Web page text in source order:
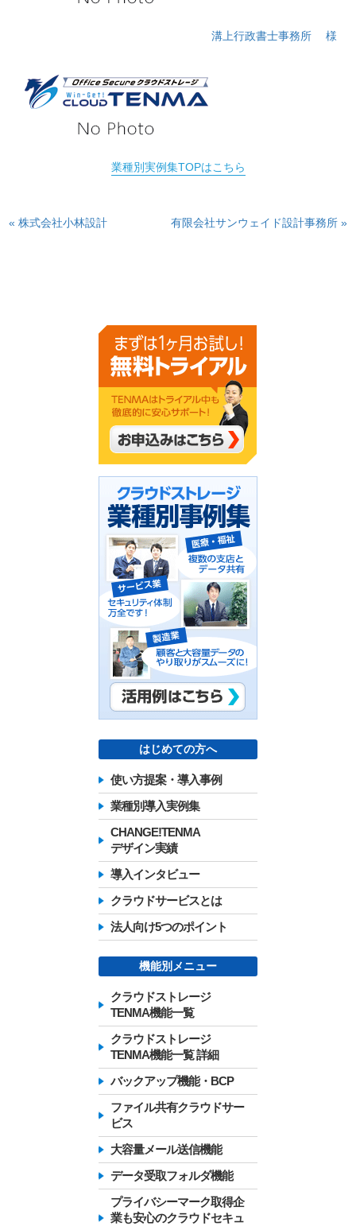
溝上行政書士事務所 様
業種別実例集TOPはこちら
« 株式会社小林設計 有限会社サンウェイド設計事務所 »
はじめての方へ
使い方提案・導入事例
業種別導入実例集
CHANGE!TENMA
デザイン実績
導入インタビュー
クラウドサービスとは
法人向け5つのポイント
機能別メニュー
クラウドストレージ
TENMA機能一覧
クラウドストレージ
TENMA機能一覧 詳細
バックアップ機能・BCP
ファイル共有クラウドサー
ビス
大容量メール送信機能
データ受取フォルダ機能
プライバシーマーク取得企
業も安心のクラウドセキュ